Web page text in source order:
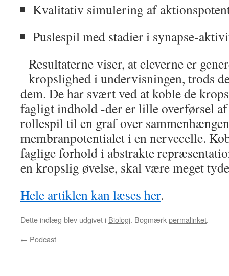
Kvalitativ simulering af
Puslespil med stadier i synapse-
Resultaterne viser, at eleverne er
kropslighed i undervisningen, trods
dem. De har svært ved at koble de
fagligt indhold -der er lille overførsel
rollespil til en graf over
membranpotentialet i en nervecelle.
faglige forhold i abstrakte
en kropslig øvelse, skal være meget
Hele artiklen kan læses her.
Dette indlæg blev udgivet i Biologi. Bogmærkpermalinket.
← Podcast